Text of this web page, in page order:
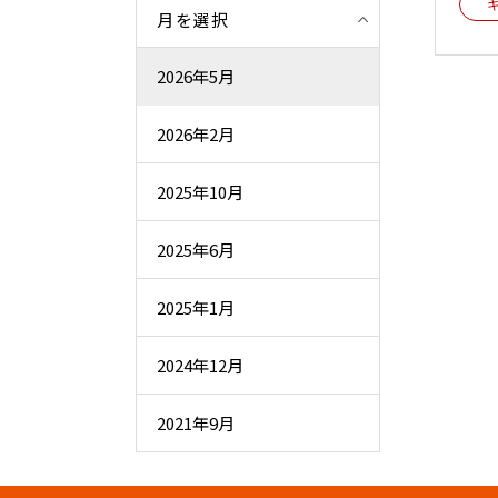
月を選択
2026年5月
2026年2月
2025年10月
2025年6月
2025年1月
2024年12月
2021年9月